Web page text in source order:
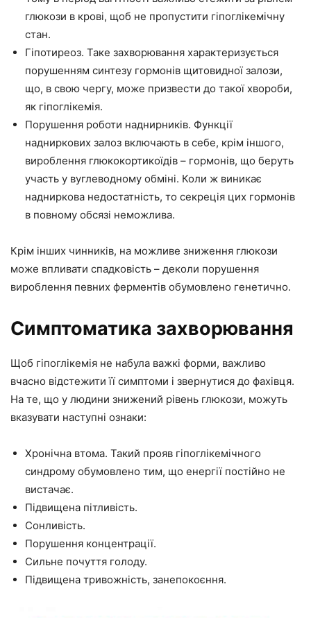
глюкози в крові, щоб не пропустити гіпоглікемічну
стан.
Гіпотиреоз. Таке захворювання характеризується
порушенням синтезу гормонів щитовидної залози,
що, в свою чергу, може призвести до такої хвороби,
як гіпоглікемія.
Порушення роботи наднирників. Функції
надниркових залоз включають в себе, крім іншого,
вироблення глюкокортикоїдів – гормонів, що беруть
участь у вуглеводному обміні. Коли ж виникає
надниркова недостатність, то секреція цих гормонів
в повному обсязі неможлива.
Крім інших чинників, на можливе зниження глюкози
може впливати спадковість – деколи порушення
вироблення певних ферментів обумовлено генетично.
Симптоматика захворювання
Щоб гіпоглікемія не набула важкі форми, важливо
вчасно відстежити її симптоми і звернутися до фахівця.
На те, що у людини знижений рівень глюкози, можуть
вказувати наступні ознаки:
Хронічна втома. Такий прояв гіпоглікемічного
синдрому обумовлено тим, що енергії постійно не
вистачає.
Підвищена пітливість.
Сонливість.
Порушення концентрації.
Сильне почуття голоду.
Підвищена тривожність, занепокоєння.